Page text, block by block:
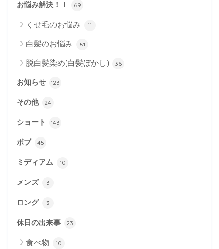
お悩み解決！！ 69
くせ毛のお悩み 11
白髪のお悩み 51
脱白髪染め(白髪ぼかし) 36
お知らせ 123
その他 24
ショート 143
ボブ 45
ミディアム 10
メンズ 3
ロング 3
休日の出来事 23
食べ物 10